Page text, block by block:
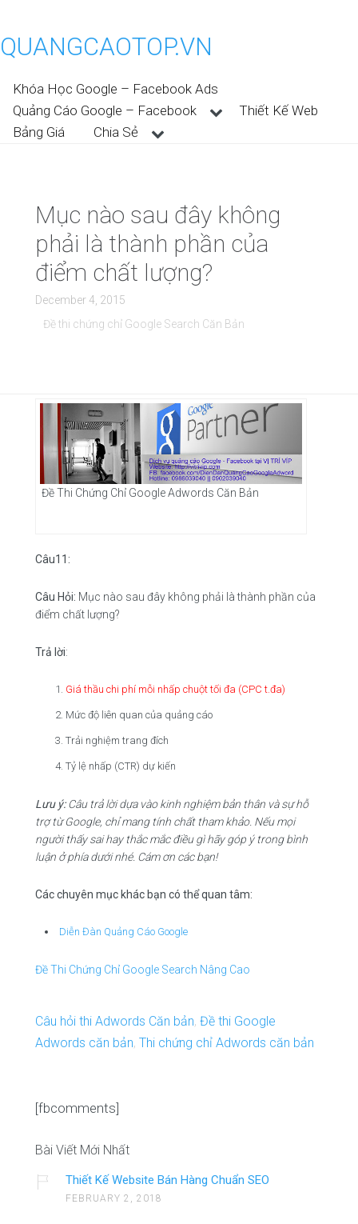
QUANGCAOTOP.VN
Khóa Học Google – Facebook Ads
Quảng Cáo Google – Facebook
Thiết Kế Web
Bảng Giá
Chia Sẻ
Mục nào sau đây không
phải là thành phần của
điểm chất lượng?
December 4, 2015
Đề thi chứng chỉ Google Search Căn Bản
Đề Thi Chứng Chỉ Google Adwords Căn Bản
Câu11:
Câu Hỏi: Mục nào sau đây không phải là thành phần của
điểm chất lượng?
Trả lời:
Giá thầu chi phí mỗi nhấp chuột tối đa (CPC t.đa)
Mức độ liên quan của quảng cáo
Trải nghiệm trang đích
Tỷ lệ nhấp (CTR) dự kiến
Lưu ý: Câu trả lời dựa vào kinh nghiệm bản thân và sự hỗ
trợ từ Google, chỉ mang tính chất tham khảo. Nếu mọi
người thấy sai hay thắc mắc điều gì hãy góp ý trong bình
luận ở phía dưới nhé. Cám ơn các bạn!
Các chuyên mục khác bạn có thểquan tâm:
Diễn Đàn Quảng Cáo Google
Đề Thi Chứng Chỉ Google Search Nâng Cao
Câu hỏi thi Adwords Căn bản, Đề thi Google
Adwords căn bản, Thi chứng chỉ Adwords căn bản
[fbcomments]
Bài Viết Mới Nhất
Thiết Kế Website Bán Hàng Chuẩn SEO
FEBRUARY 2, 2018